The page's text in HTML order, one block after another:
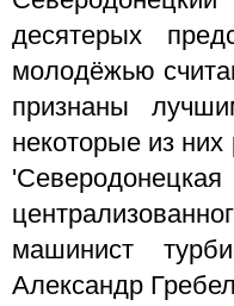
десятерых
молодёжью
признаны
некоторые из
машинист
Александр